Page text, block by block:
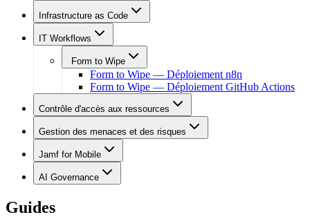
Infrastructure as Code
IT Workflows
Form to Wipe
Form to Wipe — Déploiement n8n
Form to Wipe — Déploiement GitHub Actions
Contrôle d'accès aux ressources
Gestion des menaces et des risques
Jamf for Mobile
AI Governance
Guides